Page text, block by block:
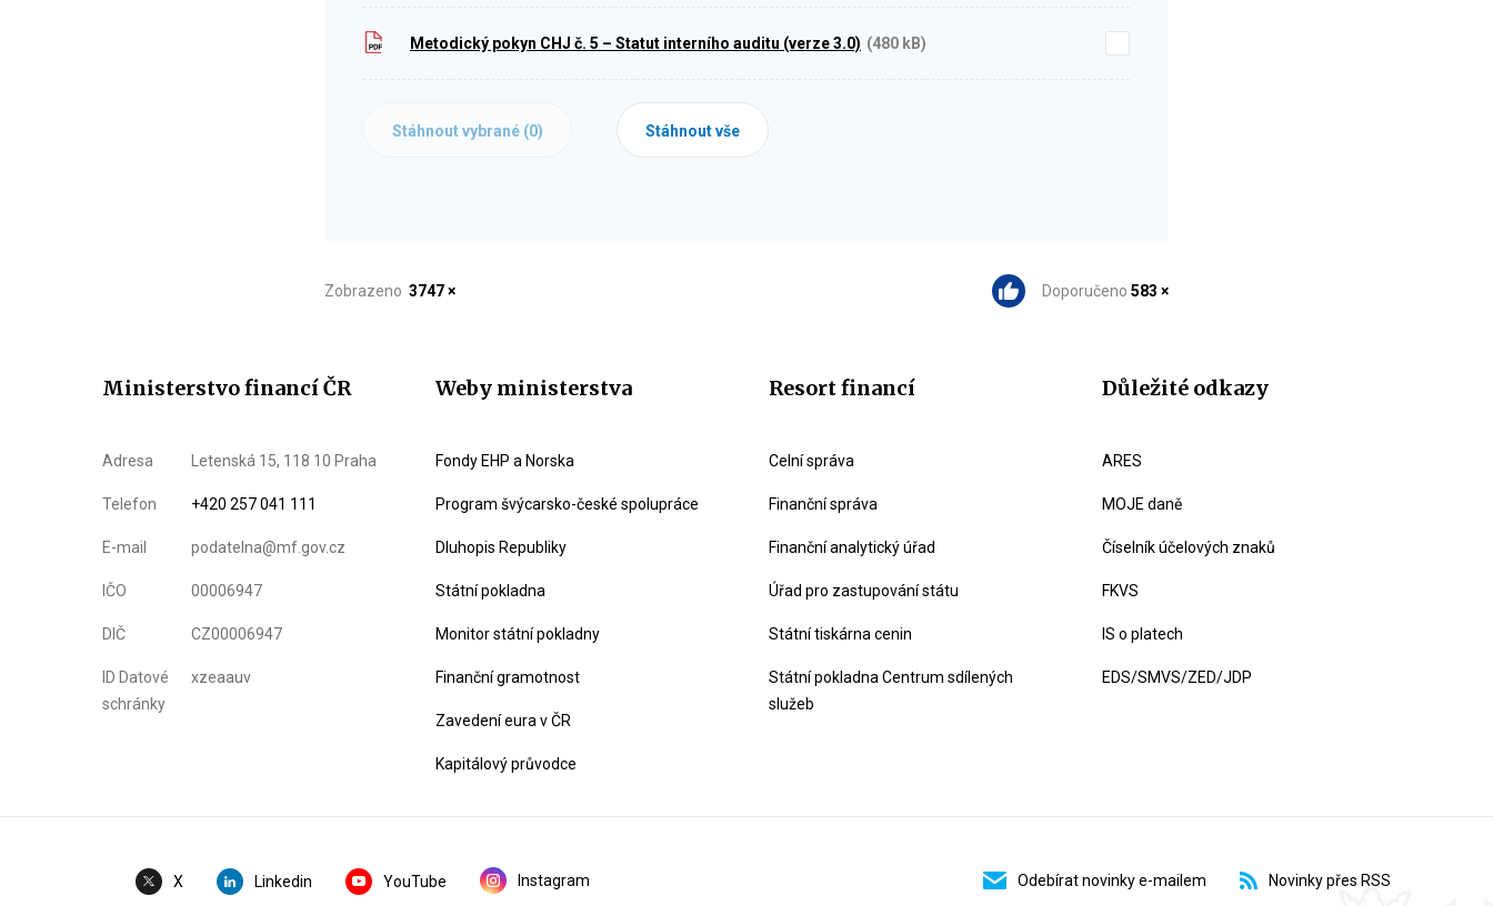
Metodický pokyn CHJ č. 5 – Statut interního auditu (verze 3.0) (480 kB)
Stáhnout vybrané (0) Stáhnout vše
Zobrazeno 3747 × Doporučeno 583 ×
Ministerstvo financí ČR
Adresa Letenská 15, 118 10 Praha
Telefon +420 257 041 111
E-mail podatelna@mf.gov.cz
IČO 00006947
DIČ CZ00006947
ID Datové
schránky
xzeaauv
Weby ministerstva
Fondy EHP a Norska
Program švýcarsko-české spolupráce
Dluhopis Republiky
Státní pokladna
Monitor státní pokladny
Finanční gramotnost
Zavedení eura v ČR
Kapitálový průvodce
Resort financí
Celní správa
Finanční správa
Finanční analytický úřad
Úřad pro zastupování státu
Státní tiskárna cenin
Státní pokladna Centrum sdílených
služeb
Důležité odkazy
ARES
MOJE daně
Číselník účelových znaků
FKVS
IS o platech
EDS/SMVS/ZED/JDP
X Linkedin YouTube Instagram Odebírat novinky e-mailem Novinky přes RSS